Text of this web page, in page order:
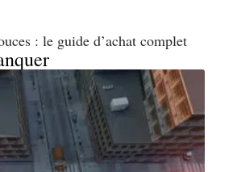
: le guide d’achat complet